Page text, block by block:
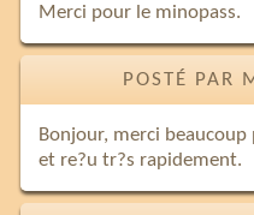
Merci pour le minopass.
POSTÉ PAR
Bonjour, merci
et re?u tr?s rapidement.